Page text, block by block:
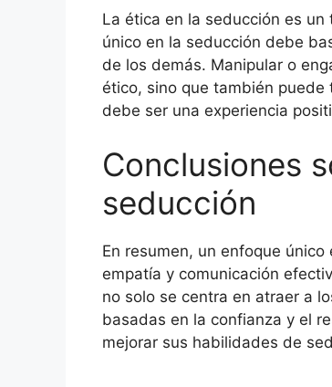
La ética en la seducción es
único en la seducción debe
de los demás. Manipular o
ético, sino que también puede
debe ser una experiencia
Conclusiones
seducción
En resumen, un enfoque
empatía y comunicación
no solo se centra en atraer a
basadas en la confianza y el
mejorar sus habilidades de